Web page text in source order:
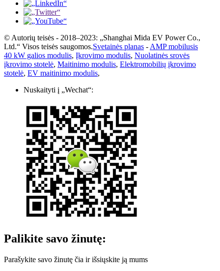
© Autorių teisės - 2018–2023: „Shanghai Mida EV Power Co.,
Ltd.“ Visos teisės saugomos.Svetainės planas - AMP mobilusis
40 kW galios modulis, Įkrovimo modulis, Nuolatinės srovės
įkrovimo stotelė, Maitinimo modulis, Elektromobilių įkrovimo
stotelė, EV maitinimo modulis,
Nuskaityti į „Wechat“:
Palikite savo žinutę:
Parašykite savo žinutę čia ir išsiųskite ją mums